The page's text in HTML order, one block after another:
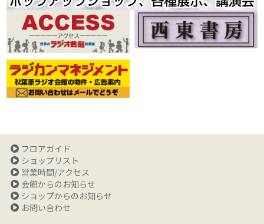
フロアガイド
ショップリスト
営業時間/アクセス
会館からのお知らせ
ショップからのお知らせ
お問い合わせ